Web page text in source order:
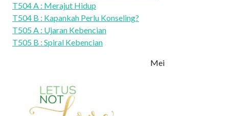
T504 A : Merajut Hidup
T504 B : Kapankah Perlu Konseling?
T505 A : Ujaran Kebencian
T505 B : Spiral Kebencian
Mei